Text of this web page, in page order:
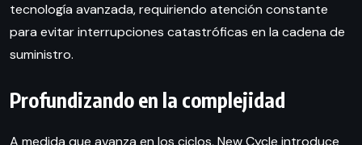
tecnología avanzada, requiriendo atención constante
para evitar interrupciones catastróficas en la cadena de
suministro.
Profundizando en la complejidad
A medida que avanza en los ciclos, New Cycle introduce